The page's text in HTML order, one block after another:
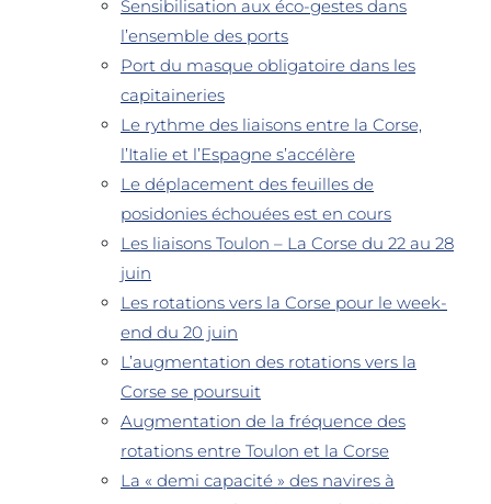
Sensibilisation aux éco-gestes dans
l’ensemble des ports
Port du masque obligatoire dans les
capitaineries
Le rythme des liaisons entre la Corse,
l’Italie et l’Espagne s’accélère
Le déplacement des feuilles de
posidonies échouées est en cours
Les liaisons Toulon – La Corse du 22 au 28
juin
Les rotations vers la Corse pour le week-
end du 20 juin
L’augmentation des rotations vers la
Corse se poursuit
Augmentation de la fréquence des
rotations entre Toulon et la Corse
La « demi capacité » des navires à